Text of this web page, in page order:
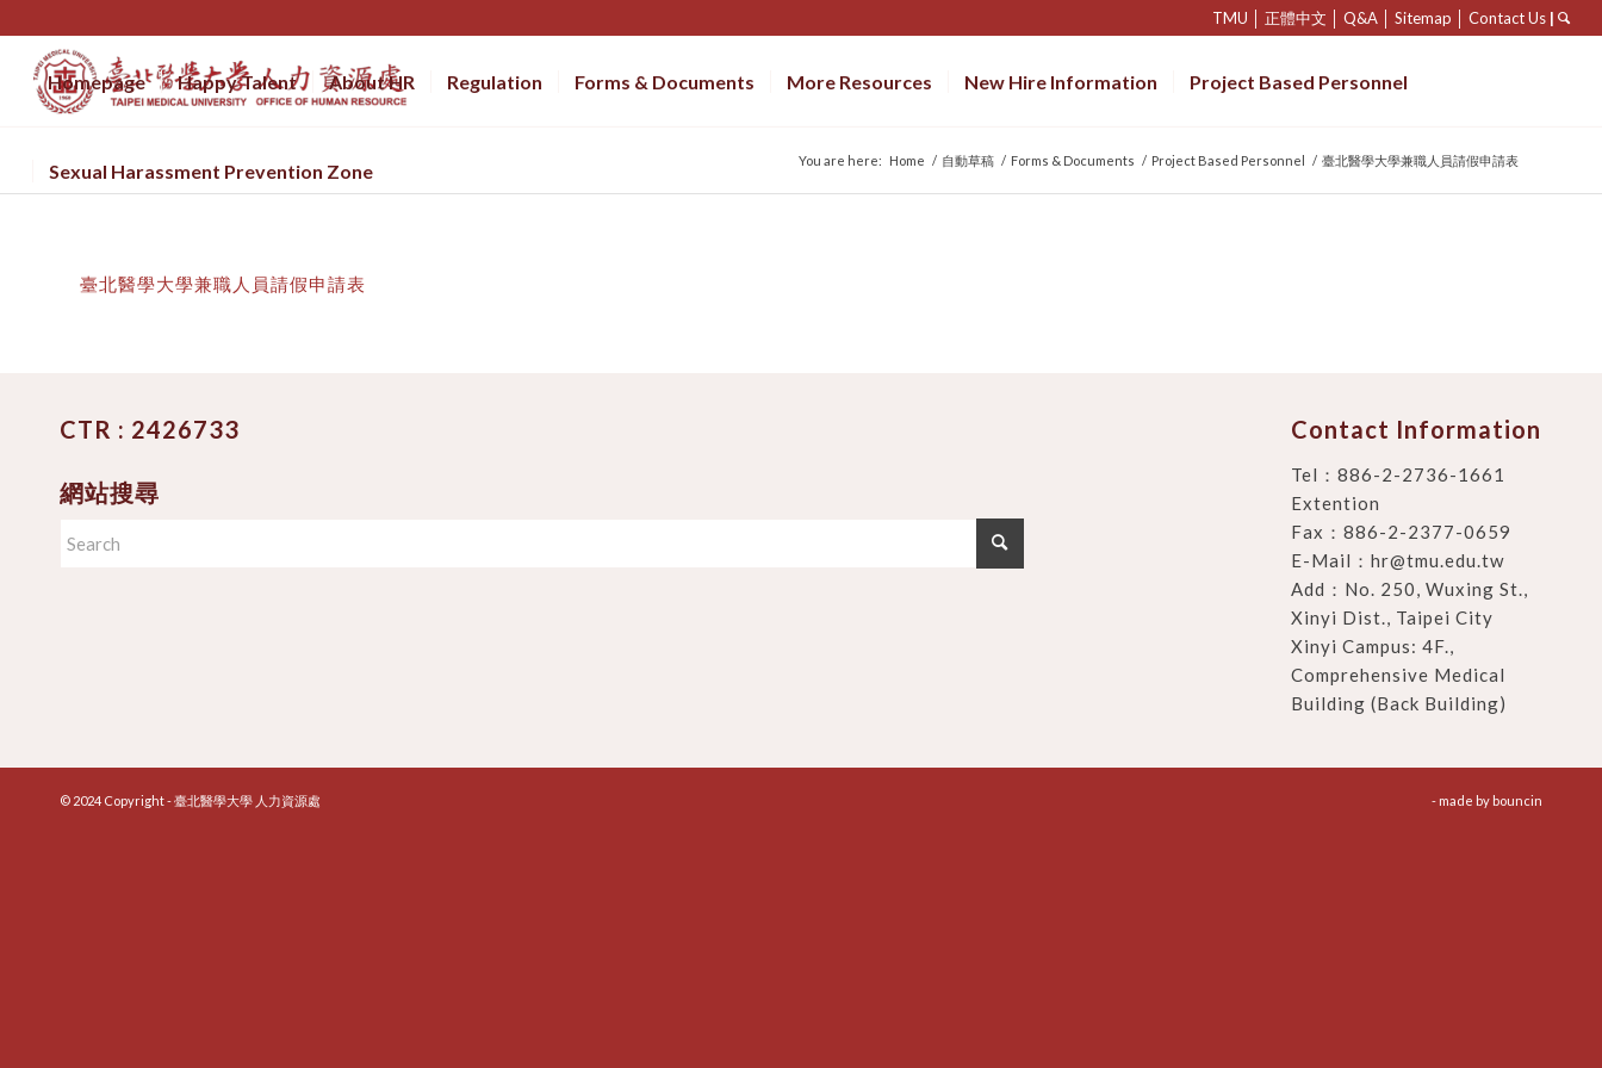
TMU │正體中文 │Q&A │Sitemap │Contact Us |
Homepage Happy Talent About HR Regulation Forms & Documents More Resources New Hire Information Project Based Personnel
Sexual Harassment Prevention Zone You are here: Home / 自動草稿 / Forms & Documents / Project Based Personnel / 臺北醫學大學兼職人員請假申請表
臺北醫學大學兼職人員請假申請表
CTR : 2426733
網站搜尋
Contact Information
Tel： 886-2-2736-1661
Extention
Fax：886-2-2377-0659
E-Mail： hr@tmu.edu.tw
Add： No. 250, Wuxing St.,
Xinyi Dist., Taipei City
Xinyi Campus: 4F.,
Comprehensive Medical
Building (Back Building)
© 2024 Copyright - 臺北醫學大學 人力資源處 - made by bouncin